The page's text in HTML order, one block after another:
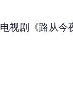
电视剧《路从今